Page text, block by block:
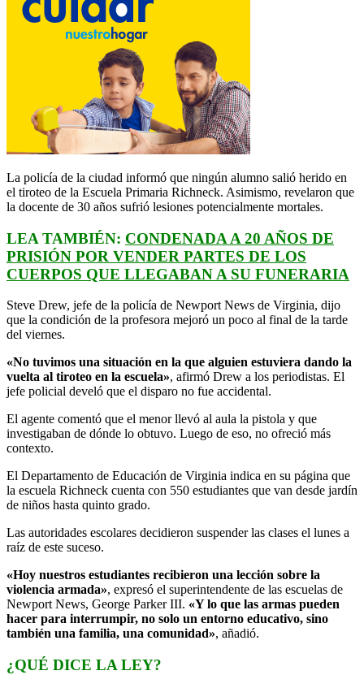
La policía de la ciudad informó que ningún alumno salió herido en
el tiroteo de la Escuela Primaria Richneck. Asimismo, revelaron que
la docente de 30 años sufrió lesiones potencialmente mortales.
LEA TAMBIÉN: CONDENADA A 20 AÑOS DE
PRISIÓN POR VENDER PARTES DE LOS
CUERPOS QUE LLEGABAN A SU FUNERARIA
Steve Drew, jefe de la policía de Newport News de Virginia, dijo
que la condición de la profesora mejoró un poco al final de la tarde
del viernes.
«No tuvimos una situación en la que alguien estuviera dando la
vuelta al tiroteo en la escuela», afirmó Drew a los periodistas. El
jefe policial develó que el disparo no fue accidental.
El agente comentó que el menor llevó al aula la pistola y que
investigaban de dónde lo obtuvo. Luego de eso, no ofreció más
contexto.
El Departamento de Educación de Virginia indica en su página que
la escuela Richneck cuenta con 550 estudiantes que van desde jardín
de niños hasta quinto grado.
Las autoridades escolares decidieron suspender las clases el lunes a
raíz de este suceso.
«Hoy nuestros estudiantes recibieron una lección sobre la
violencia armada», expresó el superintendente de las escuelas de
Newport News, George Parker III. «Y lo que las armas pueden
hacer para interrumpir, no solo un entorno educativo, sino
también una familia, una comunidad», añadió.
¿QUÉ DICE LA LEY?